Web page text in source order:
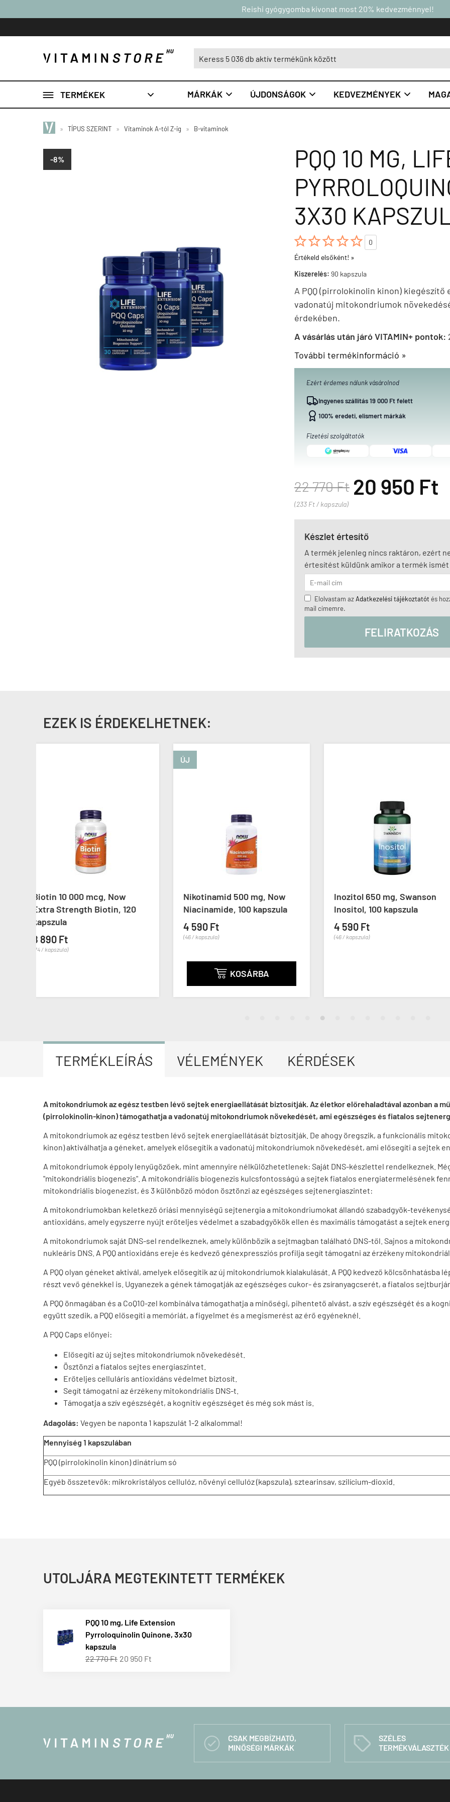
Reishi gyógygomba kivonat most 20% kedvezménnyel!
 TERMÉKEK  MÁRKÁK  ÚJDONSÁGOK  KEDVEZMÉNYEK 
» TÍPUS SZERINT » Vitaminok A-tól Z-ig » B-vitaminok
-8%
PQQ 10 MG,
3X30

0
Értékeld elsőként! »
Kiszerelés: 90 kapszula
A PQQ (pirrolokinolin kinon)
vadonatúj mitokondriumok
érdekében.
A vásárlás után járó VITAMIN+ pontok:
További termékinformáció »
Ezért érdemes nálunk vásárolnod
Ingyenes szállítás 19 000 Ft felett
100% eredeti, elismert márkák
Fizetési szolgáltatók
22 770 Ft 20 950 Ft
(233 Ft / kapszula)
Készlet értesítő
A termék jelenleg nincs raktáron, ezért
értesítést küldünk amikor a termék
Elolvastam azAdatkezelési tájékoztatót és
mail címemre.
FELIRATKOZÁS
EZEK IS ÉRDEKELHETNEK:
Nikotinamid 500 mg, Now
Niacinamide, 100 kapszula
4 590 Ft
(46 / kapszula)
Inozitol 650 mg, Swanson
Inositol, 100 kapszula
4 590 Ft
(46 / kapszula)
Metilkobalamin 500
Extension Vitamin B12
Methylcobalamin, 100
tabletta
TERMÉKLEÍRÁS VÉLEMÉNYEK KÉRDÉSEK
A mitokondriumok az egész testben lévő sejtek energiaellátását biztosítják. Az életkor előrehaladtával azonban a
(pirrolokinolin-kinon) támogathatja a vadonatúj mitokondriumok növekedését, ami egészséges és fiatalos
A mitokondriumok az egész testben lévő sejtek energiaellátását biztosítják. De ahogy öregszik, a funkcionális
kinon) aktiválhatja a géneket, amelyek elősegítik a vadonatúj mitokondriumok növekedését, ami elősegíti a sejtek
A mitokondriumok éppoly lenyűgözőek, mint amennyire nélkülözhetetlenek: Saját DNS-készlettel rendelkeznek.
"mitokondriális biogenezis". A mitokondriális biogenezis kulcsfontosságú a sejtek fiatalos energiatermelésének
mitokondriális biogenezist, és 3 különböző módon ösztönzi az egészséges sejtenergiaszintet:
A mitokondriumokban keletkező óriási mennyiségű sejtenergia a mitokondriumokat állandó szabadgyök-
antioxidáns, amely egyszerre nyújt erőteljes védelmet a szabadgyökök ellen és maximális támogatást a sejtek
A mitokondriumok saját DNS-sel rendelkeznek, amely különbözik a sejtmagban található DNS-től. Sajnos a
nukleáris DNS. A PQQ antioxidáns ereje és kedvező génexpressziós profilja segít támogatni az érzékeny
A PQQ olyan géneket aktivál, amelyek elősegítik az új mitokondriumok kialakulását. A PQQ kedvező
részt vevő génekkel is. Ugyanezek a gének támogatják az egészséges cukor- és zsíranyagcserét, a fiatalos
A PQQ önmagában és a CoQ10-zel kombinálva támogathatja a minőségi, pihentető alvást, a szív egészségét és a
együtt szedik, a PQQ elősegíti a memóriát, a figyelmet és a megismerést az érő egyéneknél.
A PQQ Caps előnyei:
Elősegíti az új sejtes mitokondriumok növekedését.
Ösztönzi a fiatalos sejtes energiaszintet.
Erőteljes celluláris antioxidáns védelmet biztosít.
Segít támogatni az érzékeny mitokondriális DNS-t.
Támogatja a szív egészségét, a kognitív egészséget és még sok mást is.
Adagolás: Vegyen be naponta 1 kapszulát 1-2 alkalommal!
Mennyiség 1 kapszulában
PQQ (pirrolokinolin kinon) dinátrium só
Egyéb összetevők: mikrokristályos cellulóz, növényi cellulóz (kapszula), sztearinsav, szilícium-dioxid.
UTOLJÁRA MEGTEKINTETT TERMÉKEK
PQQ 10 mg, Life Extension
Pyrroloquinolin Quinone, 3x30
kapszula
22 770 Ft 20 950 Ft

CSAK MEGBÍZHATÓ,
MINŐSÉGI MÁRKÁK
C
SZÉLES
TERMÉKVÁLASZTÉK